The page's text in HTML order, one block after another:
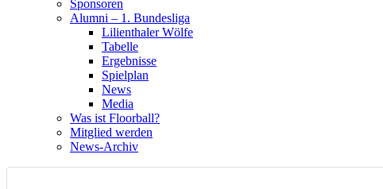
Sponsoren
Alumni – 1. Bundesliga
Lilienthaler Wölfe
Tabelle
Ergebnisse
Spielplan
News
Media
Was ist Floorball?
Mitglied werden
News-Archiv